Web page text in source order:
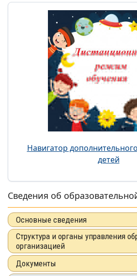
Навигатор
детей
Сведения об
Основные сведения
Структура и органы управления
организацией
Документы